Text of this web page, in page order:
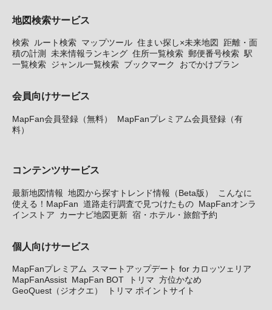
地図検索サービス
検索 ルート検索 マップツール 住まい探し×未来地図
距離・面
積の計測
未来情報ランキング 住所一覧検索 郵便番号検索 駅
一覧検索 ジャンル一覧検索 ブックマーク おでかけプラン
会員向けサービス
MapFan会員登録（無料）
MapFanプレミアム会員登録（有
料）
コンテンツサービス
最新地図情報 地図から探すトレンド情報（Beta版）
こんなに
使える！MapFan 道路走行調査で見つけたもの MapFanオンラ
インストア
カーナビ地図更新 宿・ホテル・旅館予約
個人向けサービス
MapFanプレミアム
スマートアップデート for カロッツェリア
MapFanAssist MapFan BOT トリマ 方位かなめ
GeoQuest（ジオクエ）
トリマ ポイントサイト